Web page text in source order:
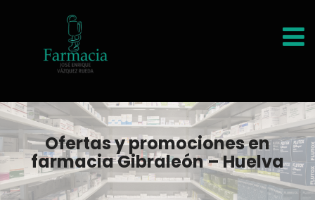
Ofertas y promociones en
farmacia Gibraleón – Huelva